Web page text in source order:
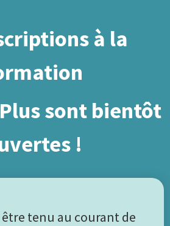
à la
sont bientôt
!
tenu au courant de